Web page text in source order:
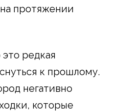
протяжении
редкая
к прошлому.
негативно
которые